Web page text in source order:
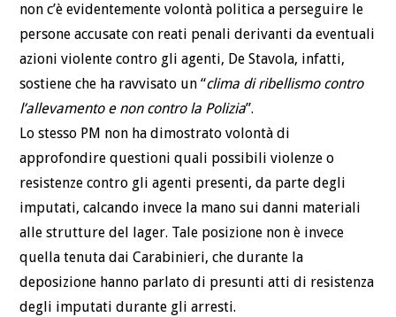
non c’è evidentemente volontà politica a perseguire le
persone accusate con reati penali derivanti da eventuali
azioni violente contro gli agenti, De Stavola, infatti,
sostiene che ha ravvisato un “clima di ribellismo contro
l’allevamento e non contro la Polizia”.
Lo stesso PM non ha dimostrato volontà di
approfondire questioni quali possibili violenze o
resistenze contro gli agenti presenti, da parte degli
imputati, calcando invece la mano sui danni materiali
alle strutture del lager. Tale posizione non è invece
quella tenuta dai Carabinieri, che durante la
deposizione hanno parlato di presunti atti di resistenza
degli imputati durante gli arresti.